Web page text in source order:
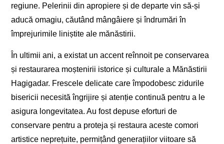
regiune. Pelerinii din apropiere și de departe vin să-și
aducă omagiu, căutând mângâiere și îndrumări în
împrejurimile liniștite ale mănăstirii.
În ultimii ani, a existat un accent reînnoit pe conservarea
și restaurarea moștenirii istorice și culturale a Mănăstirii
Hagigadar. Frescele delicate care împodobesc zidurile
bisericii necesită îngrijire și atenție continuă pentru a le
asigura longevitatea. Au fost depuse eforturi de
conservare pentru a proteja și restaura aceste comori
artistice neprețuite, permițând generațiilor viitoare să